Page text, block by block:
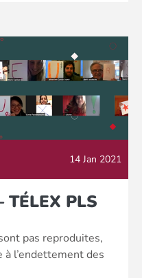
14 Jan 2021
PLS
pas reproduites,
à l’endettement des